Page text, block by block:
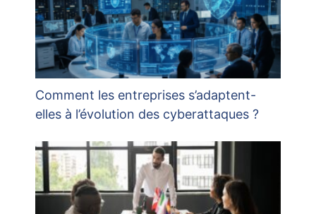
Comment les entreprises s’adaptent-
elles à l’évolution des cyberattaques ?